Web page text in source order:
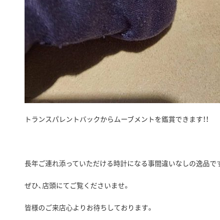
トランスパレントバックからムーブメントを鑑賞できます！！
長年ご連れ添っていただける時計になる事間違いなしの逸品です
ぜひ、店頭にてご覧くださいませ。
皆様のご来店心よりお待ちしております。